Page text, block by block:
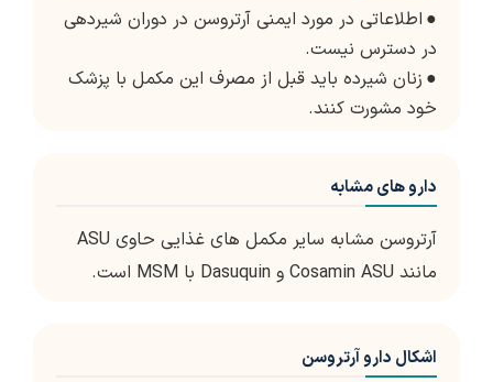
● اطلاعاتی در مورد ایمنی آرتروسن در دوران شیردهی
در دسترس نیست.
● زنان شیرده باید قبل از مصرف این مکمل با پزشک
خود مشورت کنند.
دارو های مشابه
آرتروسن مشابه سایر مکمل های غذایی حاوی ASU
مانند Cosamin ASU و Dasuquin با MSM است.
اشکال دارو آرتروسن